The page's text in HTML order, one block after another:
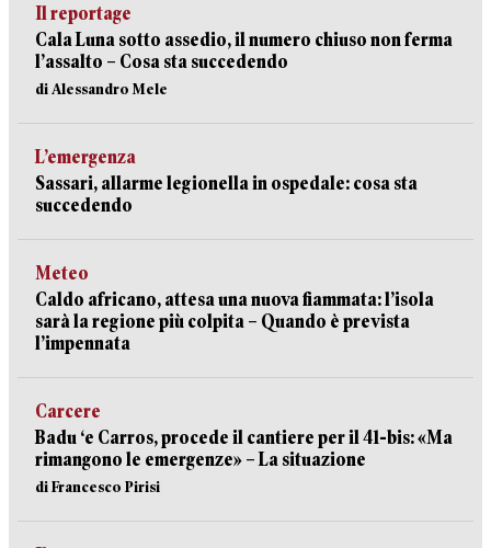
Il reportage
Cala Luna sotto assedio, il numero chiuso non ferma
l’assalto – Cosa sta succedendo
di Alessandro Mele
L’emergenza
Sassari, allarme legionella in ospedale: cosa sta
succedendo
Meteo
Caldo africano, attesa una nuova fiammata: l’isola
sarà la regione più colpita – Quando è prevista
l’impennata
Carcere
Badu ‘e Carros, procede il cantiere per il 41-bis: «Ma
rimangono le emergenze» – La situazione
di Francesco Pirisi